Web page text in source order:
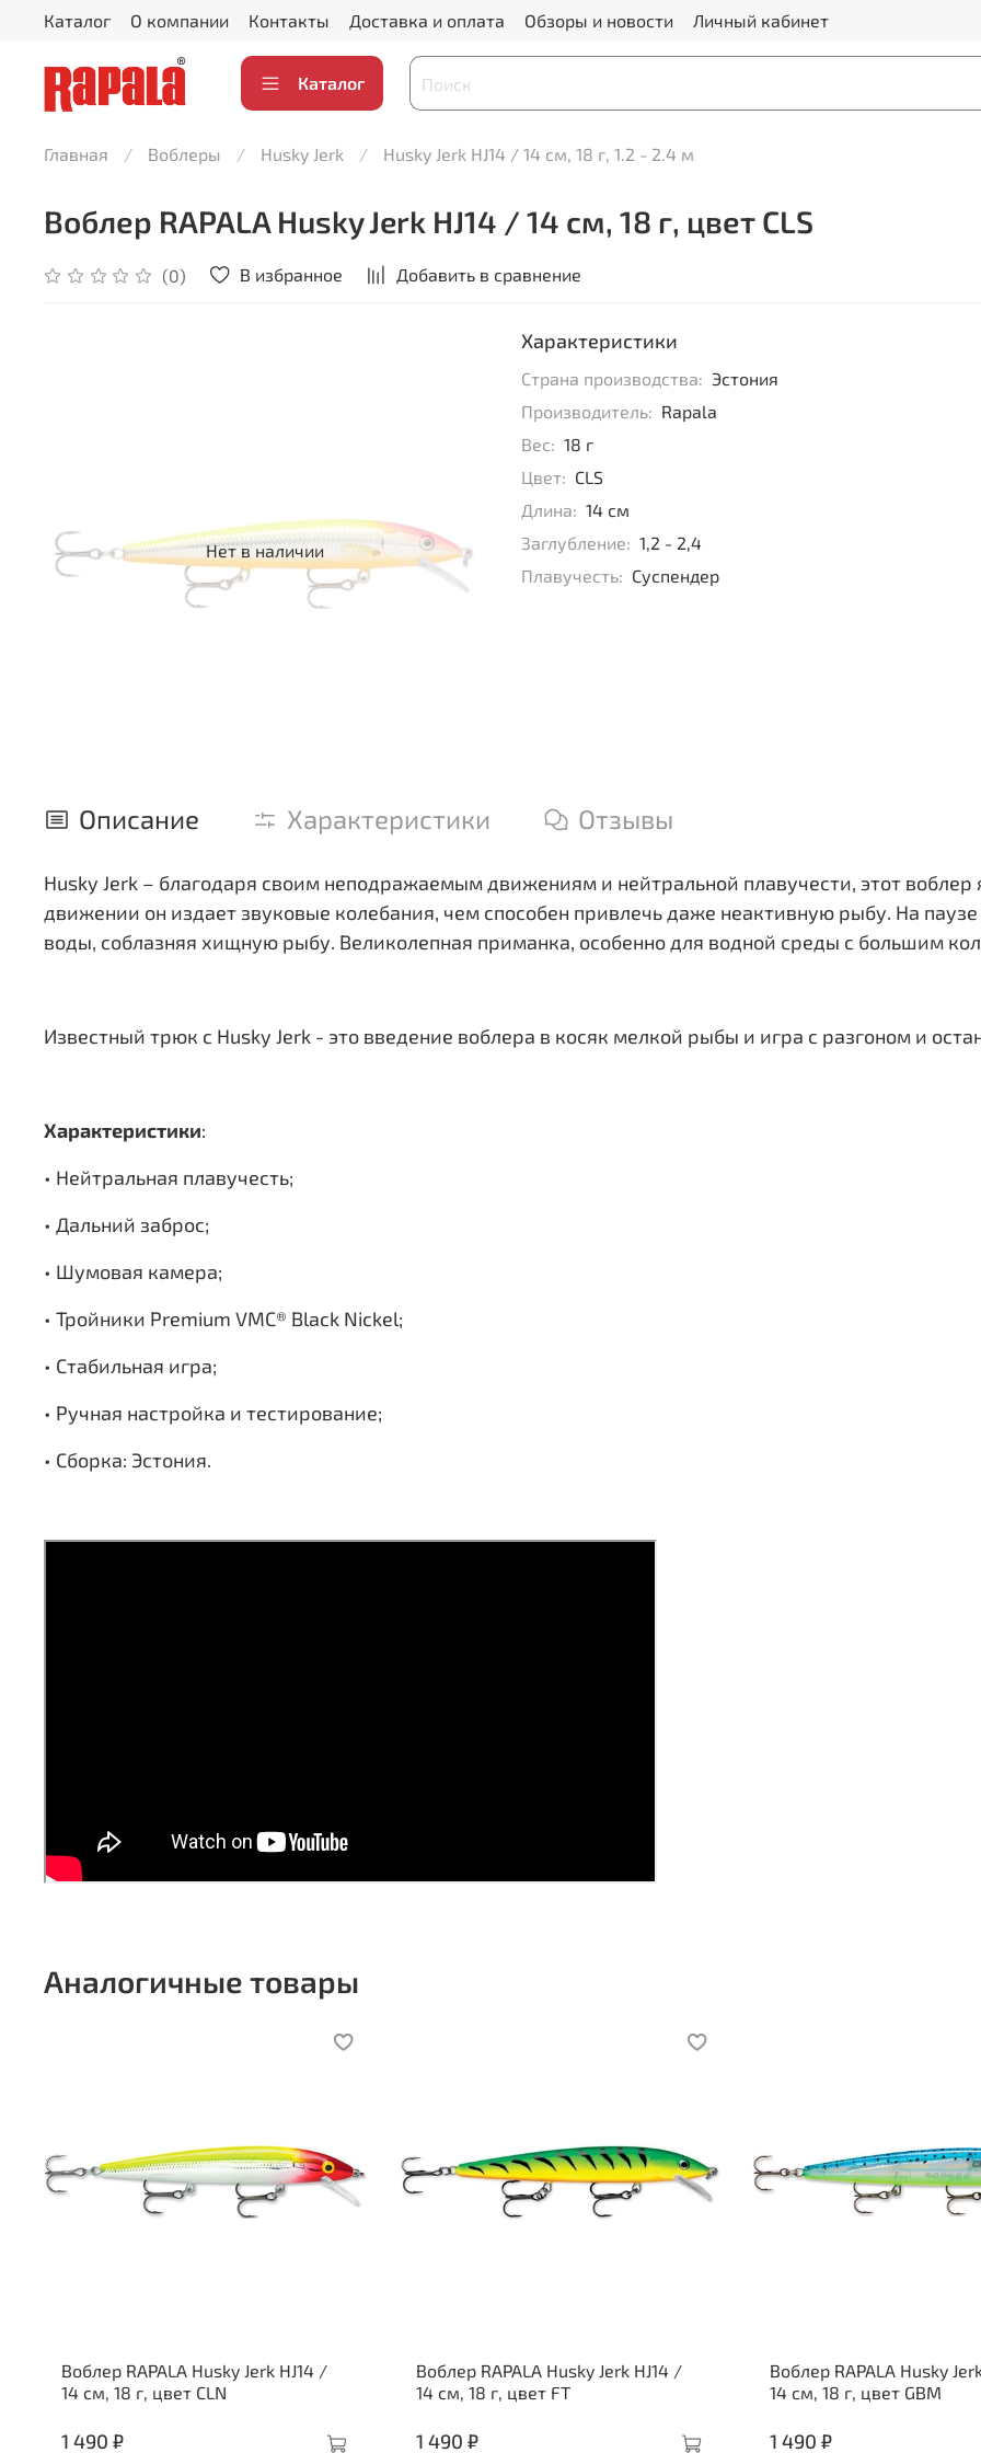
Каталог О компании Контакты Доставка и оплата Обзоры и новости Личный кабинет
Каталог
Главная Воблеры Husky Jerk Husky Jerk HJ14 / 14 см, 18 г, 1.2 - 2.4 м
Воблер RAPALA Husky Jerk HJ14 / 14 см, 18 г, цвет CLS
(0) В избранное Добавить в сравнение
Нет в наличии
Характеристики
Страна производства: Эстония
Производитель: Rapala
Вес: 18 г
Цвет: CLS
Длина: 14 см
Заглубление: 1,2 - 2,4
Плавучесть: Суспендер
Описание Характеристики Отзывы
Husky Jerk – благодаря своим неподражаемым движениям и нейтральной плавучести, этот
движении он издает звуковые колебания, чем способен привлечь даже неактивную рыбу. На
воды, соблазняя хищную рыбу. Великолепная приманка, особенно для водной среды с большим
Известный трюк с Husky Jerk - это введение воблера в косяк мелкой рыбы и игра с разгоном и
Характеристики:
• Нейтральная плавучесть;
• Дальний заброс;
• Шумовая камера;
• Тройники Premium VMC® Black Nickel;
• Стабильная игра;
• Ручная настройка и тестирование;
• Сборка: Эстония.
Аналогичные товары
Воблер RAPALA Husky Jerk HJ14 /
14 см, 18 г, цвет CLN
1 490 ₽
Воблер RAPALA Husky Jerk HJ14 /
14 см, 18 г, цвет FT
1 490 ₽
Воблер RAPALA Husky
14 см, 18 г, цвет GBM
1 490 ₽